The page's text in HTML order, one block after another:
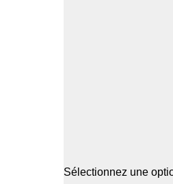
Sélectionnez une